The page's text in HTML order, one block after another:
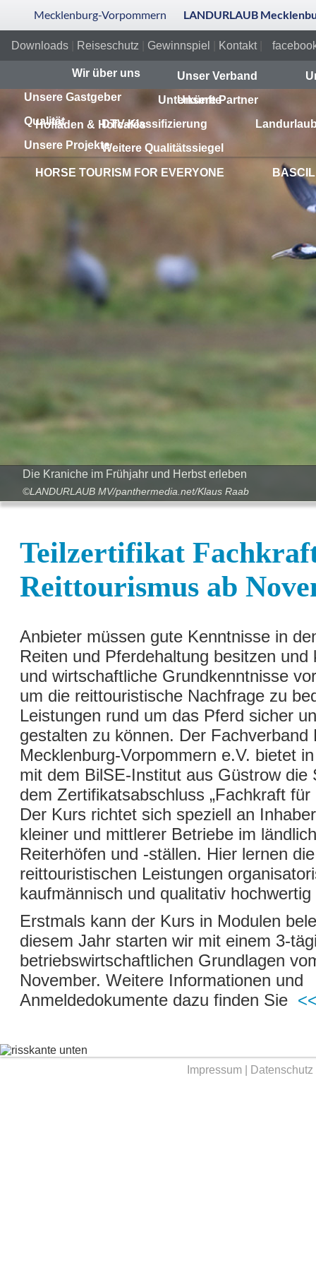
Mecklenburg-Vorpommern LANDURLAUB
Downloads Reiseschutz Gewinnspiel Kontakt|
Wir über uns Unser Verband
Unsere Partner
Unsere Gastgeber Unterkünfte
Hofläden & Hofcafés
Qualität DTV-Klassifizierung
Weitere Qualitätssiegel
Unsere Projekte
HORSE TOURISM FOR EVERYONE BASCIL
Die Kraniche im Frühjahr und Herbst erleben
©LANDURLAUB MV/panthermedia.net/Klaus Raab
Teilzertifikat
Reittourismus ab
Anbieter müssen gute Kenntnisse in
Reiten und Pferdehaltung besitzen und
und wirtschaftliche Grundkenntnisse
um die reittouristische Nachfrage zu
Leistungen rund um das Pferd sicher
gestalten zu können. Der Fachverband
Mecklenburg-Vorpommern e.V. bietet
mit dem BilSE-Institut aus Güstrow die
dem Zertifikatsabschluss „Fachkraft für
Der Kurs richtet sich speziell an
kleiner und mittlerer Betriebe im
Reiterhöfen und -ställen. Hier lernen
reittouristischen Leistungen
kaufmännisch und qualitativ
Erstmals kann der Kurs in Modulen
diesem Jahr starten wir mit einem 3-
betriebswirtschaftlichen Grundlagen
November. Weitere Informationen und
Anmeldedokumente dazu finden Sie
Impressum| Datenschutz